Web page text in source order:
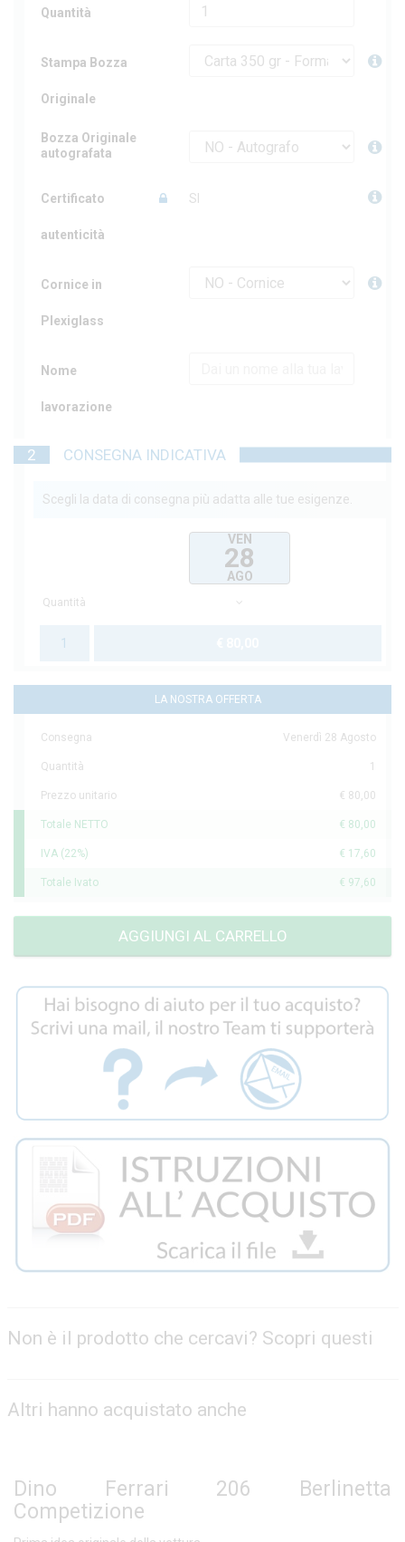
Quantità
Stampa Bozza
Originale
Bozza Originale
autografata
Certificato
autenticità
SI
Cornice in
Plexiglass
Nome
lavorazione
2 CONSEGNA INDICATIVA
Scegli la data di consegna più adatta alle tue esigenze.
VEN
28
AGO
Quantità
1
LA NOSTRA OFFERTA
Consegna Venerdì 28 Agosto
Quantità 1
Prezzo unitario € 80,00
Totale NETTO € 80,00
IVA (22%) € 17,60
Totale Ivato € 97,60
AGGIUNGI AL CARRELLO
Non è il prodotto che cercavi? Scopri questi
Altri hanno acquistato anche
Dino Ferrari 206 Berlinetta
Competizione